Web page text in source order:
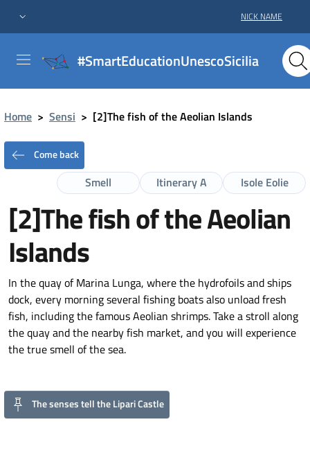
NICK NAME
#SmartEducationUnescoSicilia
Home > Sensi > [2]The fish of the Aeolian Islands
Come back
Isole Eolie
Itinerary A
Smell
[2]The fish of the Aeolian
Islands
In the quay of Marina Lunga, where the hydrofoils and ships
dock, every morning several fishing boats also unload fresh
fish, including the famous Aeolian shrimps. Take a stroll along
the quay and the nearby fish market, and you will experience
the true smell of the sea.
The senses tell the Lipari Castle